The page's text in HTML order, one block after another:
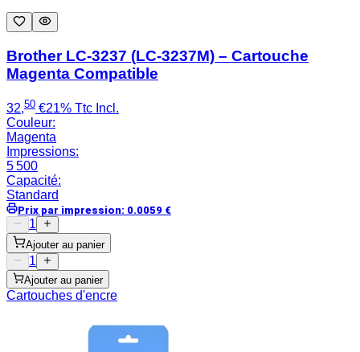
Brother LC-3237 (LC-3237M) – Cartouche
Magenta Compatible
32,50 €21% Ttc Incl.
Couleur:
Magenta
Impressions:
5 500
Capacité:
Standard
Prix par impression: 0.0059 €
1
Ajouter au panier
1
Ajouter au panier
Cartouches d'encre